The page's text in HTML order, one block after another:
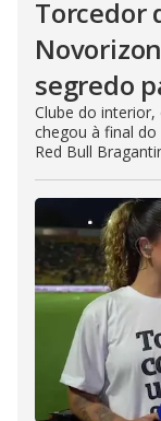
Torcedor
segredo
Clube do interior,
chegou à final
Red Bull